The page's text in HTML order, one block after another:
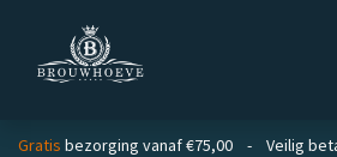
Gratis bezorging vanaf €75,00 - Veilig